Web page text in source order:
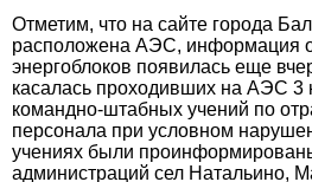
Отметим, что на сайте города
расположена АЭС, информация
энергоблоков появилась еще
касалась проходивших на АЭС 3
командно-штабных учений по
персонала при условном
учениях были
администраций сел Натальино,